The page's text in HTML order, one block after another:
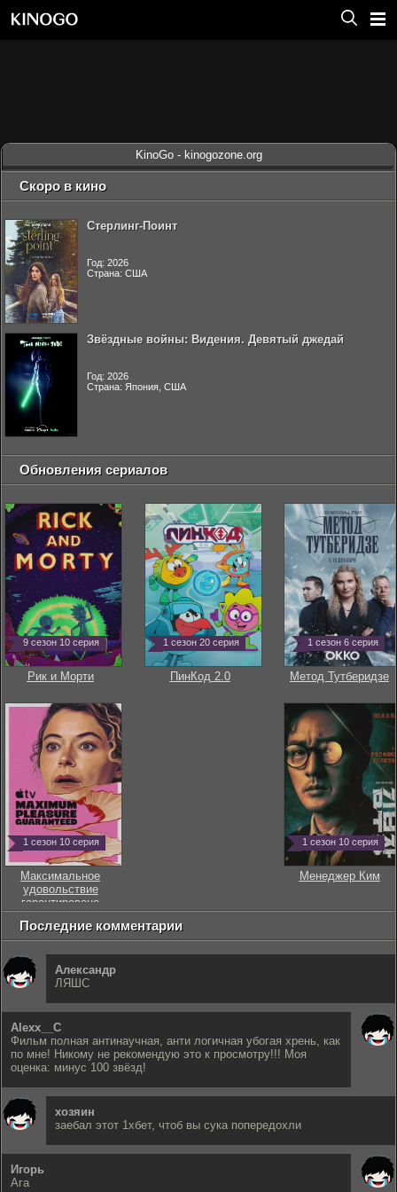
KinoGo - kinogozone.org
Скоро в кино
Стерлинг-Поинт
Год: 2026
Страна: США
Звёздные войны: Видения. Девятый джедай
Год: 2026
Страна: Япония, США
Обновления сериалов
9 сезон 10 серия
Рик и Морти
1 сезон 20 серия
ПинКод 2.0
1 сезон 6 серия
Метод Тутберидзе
1 сезон 10 серия
Максимальное
удовольствие
гарантировано
1 сезон 10 серия
Менеджер Ким
Последние комментарии
Александр
ЛЯШС
Alexx__C
Фильм полная антинаучная, анти логичная убогая хрень, как
по мне! Никому не рекомендую это к просмотру!!! Моя
оценка: минус 100 звёзд!
хозяин
заебал этот 1хбет, чтоб вы сука попередохли
Игорь
Ага